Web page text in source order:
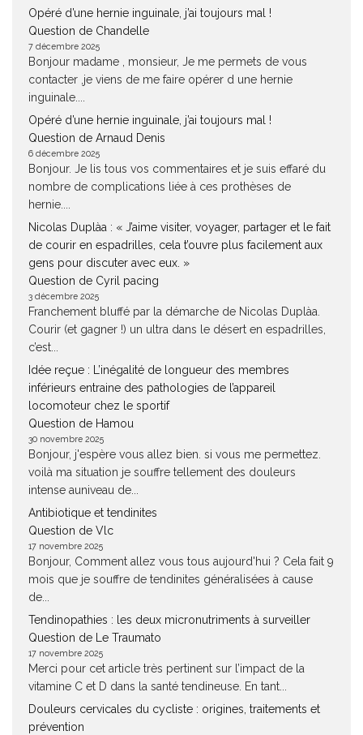
Opéré d’une hernie inguinale, j’ai toujours mal !
Question de Chandelle
7 décembre 2025
Bonjour madame , monsieur, Je me permets de vous
contacter ,je viens de me faire opérer d une hernie
inguinale....
Opéré d’une hernie inguinale, j’ai toujours mal !
Question de Arnaud Denis
6 décembre 2025
Bonjour. Je lis tous vos commentaires et je suis effaré du
nombre de complications liée à ces prothèses de
hernie....
Nicolas Duplàa : « J’aime visiter, voyager, partager et le fait
de courir en espadrilles, cela t’ouvre plus facilement aux
gens pour discuter avec eux. »
Question de Cyril pacing
3 décembre 2025
Franchement bluffé par la démarche de Nicolas Duplàa.
Courir (et gagner !) un ultra dans le désert en espadrilles,
c’est...
Idée reçue : L’inégalité de longueur des membres
inférieurs entraine des pathologies de l’appareil
locomoteur chez le sportif
Question de Hamou
30 novembre 2025
Bonjour, j'espère vous allez bien. si vous me permettez.
voilà ma situation je souffre tellement des douleurs
intense auniveau de...
Antibiotique et tendinites
Question de Vlc
17 novembre 2025
Bonjour, Comment allez vous tous aujourd'hui ? Cela fait 9
mois que je souffre de tendinites généralisées à cause
de...
Tendinopathies : les deux micronutriments à surveiller
Question de Le Traumato
17 novembre 2025
Merci pour cet article très pertinent sur l’impact de la
vitamine C et D dans la santé tendineuse. En tant...
Douleurs cervicales du cycliste : origines, traitements et
prévention